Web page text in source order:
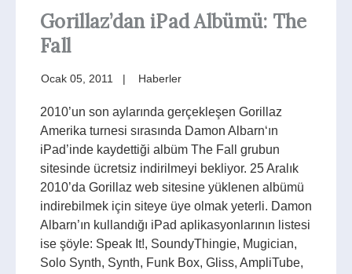
Gorillaz’dan iPad Albümü: The
Fall
Ocak 05, 2011 Haberler
2010’un son aylarında gerçekleşen Gorillaz
Amerika turnesi sırasında Damon Albarn‘ın
iPad’inde kaydettiği albüm The Fall grubun
sitesinde ücretsiz indirilmeyi bekliyor. 25 Aralık
2010’da Gorillaz web sitesine yüklenen albümü
indirebilmek için siteye üye olmak yeterli. Damon
Albarn’ın kullandığı iPad aplikasyonlarının listesi
ise şöyle: Speak It!, SoundyThingie, Mugician,
Solo Synth, Synth, Funk Box, Gliss, AmpliTube,